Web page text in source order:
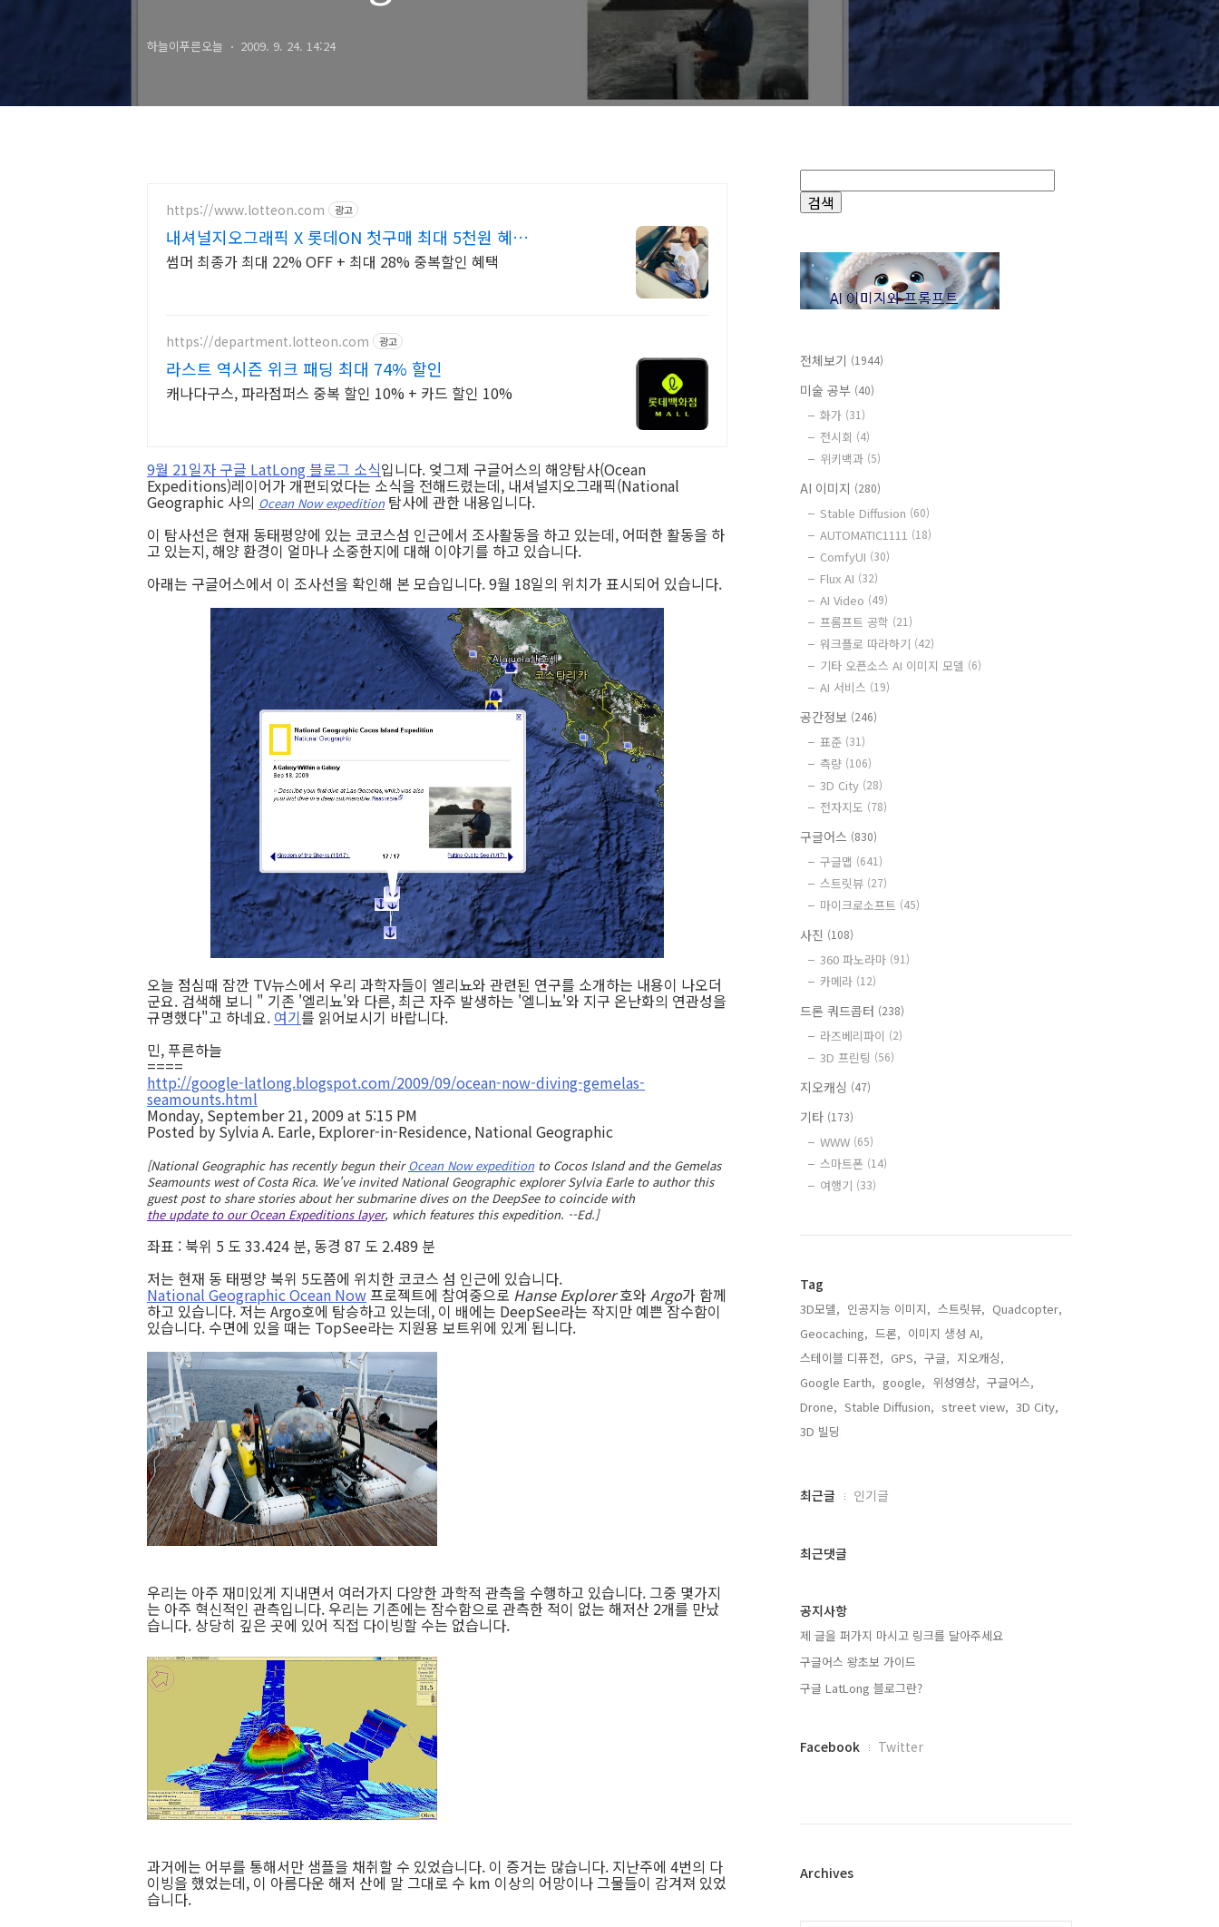
Seamounts)
하늘이푸른오늘 2009. 9. 24. 14:24
https://www.lotteon.com 광고
내셔널지오그래픽 X 롯데ON 첫구매 최대 5천원 혜
택!
썸머 최종가 최대 22% OFF + 최대 28% 중복할인 혜택
https://department.lotteon.com 광고
라스트 역시즌 위크 패딩 최대 74% 할인
캐나다구스, 파라점퍼스 중복 할인 10% + 카드 할인 10%
9월 21일자 구글 LatLong 블로그 소식입니다. 엊그제 구글어스의 해양탐사(Ocean
Expeditions)레이어가 개편되었다는 소식을 전해드렸는데, 내셔널지오그래픽(National
Geographic 사의 Ocean Now expedition 탐사에 관한 내용입니다.
이 탐사선은 현재 동태평양에 있는 코코스섬 인근에서 조사활동을 하고 있는데, 어떠한 활동을 하
고 있는지, 해양 환경이 얼마나 소중한지에 대해 이야기를 하고 있습니다.
아래는 구글어스에서 이 조사선을 확인해 본 모습입니다. 9월 18일의 위치가 표시되어 있습니다.
오늘 점심때 잠깐 TV뉴스에서 우리 과학자들이 엘리뇨와 관련된 연구를 소개하는 내용이 나오더
군요. 검색해 보니 " 기존 '엘리뇨'와 다른, 최근 자주 발생하는 '엘니뇨'와 지구 온난화의 연관성을
규명했다"고 하네요. 여기를 읽어보시기 바랍니다.
민, 푸른하늘
====
http://google-latlong.blogspot.com/2009/09/ocean-now-diving-gemelas-
seamounts.html
Monday, September 21, 2009 at 5:15 PM
Posted by Sylvia A. Earle, Explorer-in-Residence, National Geographic
[National Geographic has recently begun theirOcean Now expedition to Cocos Island and the Gemelas
Seamounts west of Costa Rica. We've invited National Geographic explorer Sylvia Earle to author this
guest post to share stories about her submarine dives on the DeepSee to coincide with
the update to our Ocean Expeditions layer, which features this expedition. --Ed.]
좌표 : 북위 5 도 33.424 분, 동경 87 도 2.489 분
저는 현재 동 태평양 북위 5도쯤에 위치한 코코스 섬 인근에 있습니다.
National Geographic Ocean Now프로젝트에 참여중으로 Hanse Explorer호와 Argo가 함께
하고 있습니다. 저는 Argo호에 탐승하고 있는데, 이 배에는 DeepSee라는 작지만 예쁜 잠수함이
있습니다. 수면에 있을 때는 TopSee라는 지원용 보트위에 있게 됩니다.
우리는 아주 재미있게 지내면서 여러가지 다양한 과학적 관측을 수행하고 있습니다. 그중 몇가지
는 아주 혁신적인 관측입니다. 우리는 기존에는 잠수함으로 관측한 적이 없는 해저산 2개를 만났
습니다. 상당히 깊은 곳에 있어 직접 다이빙할 수는 없습니다.
과거에는 어부를 통해서만 샘플을 채취할 수 있었습니다. 이 증거는 많습니다. 지난주에 4번의 다
이빙을 했었는데, 이 아름다운 해저 산에 말 그대로 수 km 이상의 어망이나 그물들이 감겨져 있었
습니다.
전체보기 (1944)
미술 공부 (40)
화가 (31)
전시회 (4)
위키백과 (5)
AI 이미지 (280)
Stable Diffusion (60)
AUTOMATIC1111 (18)
ComfyUI (30)
Flux AI (32)
AI Video (49)
프롬프트 공학 (21)
워크플로 따라하기 (42)
기타 오픈소스 AI 이미지 모델 (6)
AI 서비스 (19)
공간정보 (246)
표준 (31)
측량 (106)
3D City (28)
전자지도 (78)
구글어스 (830)
구글맵 (641)
스트릿뷰 (27)
마이크로소프트 (45)
사진 (108)
360 파노라마 (91)
카메라 (12)
드론 쿼드콥터 (238)
라즈베리파이 (2)
3D 프린팅 (56)
지오캐싱 (47)
기타 (173)
WWW (65)
스마트폰 (14)
여행기 (33)
Tag
3D모델, 인공지능 이미지, 스트릿뷰, Quadcopter,
Geocaching, 드론, 이미지 생성 AI,
스테이블 디퓨전, GPS, 구글, 지오캐싱,
Google Earth, google, 위성영상, 구글어스,
Drone, Stable Diffusion, street view, 3D City,
3D 빌딩,
최
과
글
최근글 인기글
최근댓글
공지사항
제 글을 퍼가지 마시고 링크를 달아주세요
구글어스 왕초보 가이드
구글 LatLong 블로그란?
페
플
Facebook Twitter
Archives